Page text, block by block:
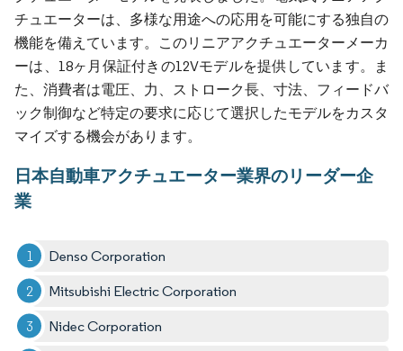
チュエーターは、多様な用途への応用を可能にする独自の
機能を備えています。このリニアアクチュエーターメーカ
ーは、18ヶ月保証付きの12Vモデルを提供しています。ま
た、消費者は電圧、力、ストローク長、寸法、フィードバ
ック制御など特定の要求に応じて選択したモデルをカスタ
マイズする機会があります。
日本自動車アクチュエーター業界のリーダー企
業
Denso Corporation
Mitsubishi Electric Corporation
Nidec Corporation